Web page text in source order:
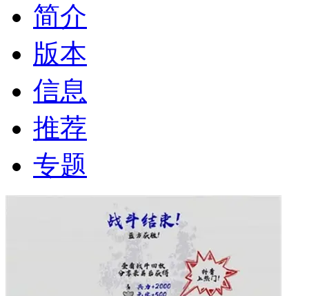
简介
版本
信息
推荐
专题